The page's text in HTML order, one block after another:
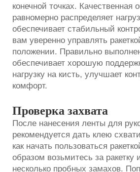
конечной точках. Качественная
равномерно распределяет
обеспечивает стабильный
вам уверенно управлять
положении. Правильно
обеспечивает хорошую
нагрузку на кисть, улучшает
комфорт.
Проверка захвата
После нанесения ленты для
рекомендуется дать клею
как начать пользоваться
образом возьмитесь за ракетку
несколько пробных замахов.